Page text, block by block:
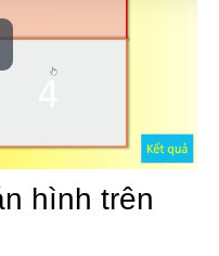
hình trên